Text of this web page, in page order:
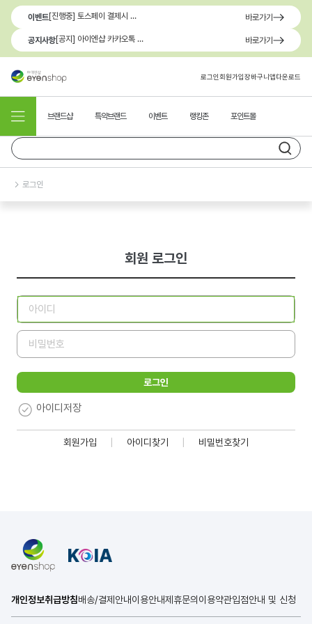
이벤트 [진행중] 토스페이 결제시 최대 1.3만원 혜택 바로가기
공지사항 [공지] 아이엔샵 카카오톡 1:1 문의 채널 이용 안내 바로가기
로그인회원가입장바구니앱다운로드
브랜드샵 특약브랜드 이벤트 랭킹존 포인트몰
로그인
회원 로그인
로그인
아이디저장
회원가입 아이디찾기 비밀번호찾기
개인정보취급방침배송/결제안내이용안내제휴문의 이용약관입점안내 및 신청